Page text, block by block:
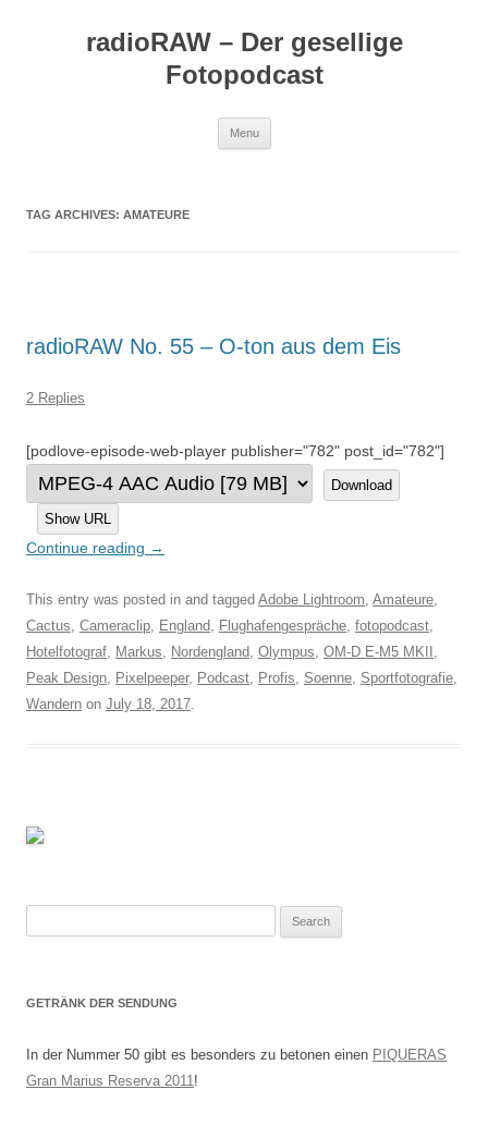
radioRAW – Der gesellige
Fotopodcast
Menu
TAG ARCHIVES: AMATEURE
radioRAW No. 55 – O-ton aus dem Eis
2 Replies
[podlove-episode-web-player publisher="782" post_id="782"]
Download
Show URL
Continue reading →
This entry was posted in and tagged Adobe Lightroom, Amateure,
Cactus, Cameraclip, England, Flughafengespräche, fotopodcast,
Hotelfotograf, Markus, Nordengland, Olympus, OM-D E-M5 MKII ,
Peak Design, Pixelpeeper, Podcast, Profis, Soenne, Sportfotografie,
Wandern on July 18, 2017.
GETRÄNK DER SENDUNG
In der Nummer 50 gibt es besonders zu betonen einen PIQUERAS
Gran Marius Reserva 2011!